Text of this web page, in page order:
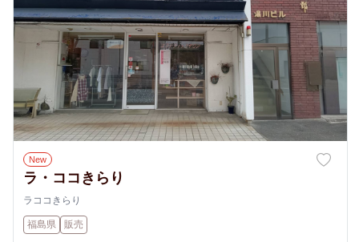
New
ラ・ココきらり
ラココきらり
福島県 販売